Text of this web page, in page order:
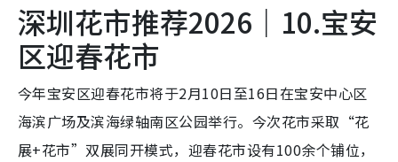
深圳花市推荐2026｜10.宝安
区迎春花市
今年宝安区迎春花市将于2月10日至16日在宝安中心区
海滨广场及滨海绿轴南区公园举行。今次花市采取“花
展+花市”双展同开模式，迎春花市设有100余个铺位，